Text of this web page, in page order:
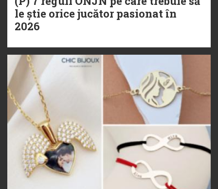
le știe orice jucător pasionat în
2026